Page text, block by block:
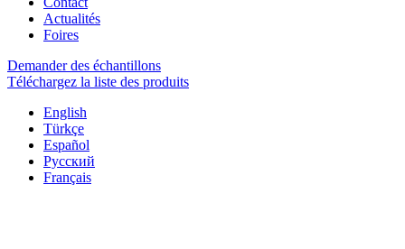
Actualités
Foires
Demander des échantillons
Téléchargez la liste des produits
English
Türkçe
Español
Русский
Français